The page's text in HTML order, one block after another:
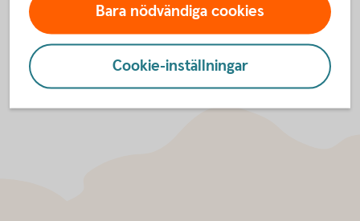
Bara nödvändiga cookies
Cookie-inställningar